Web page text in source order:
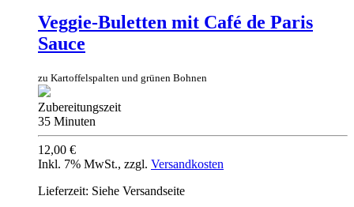
Veggie-Buletten mit Café de Paris
Sauce
zu Kartoffelspalten und grünen Bohnen
Zubereitungszeit
35 Minuten
12,00 €
Inkl. 7% MwSt., zzgl. Versandkosten
Lieferzeit: Siehe Versandseite